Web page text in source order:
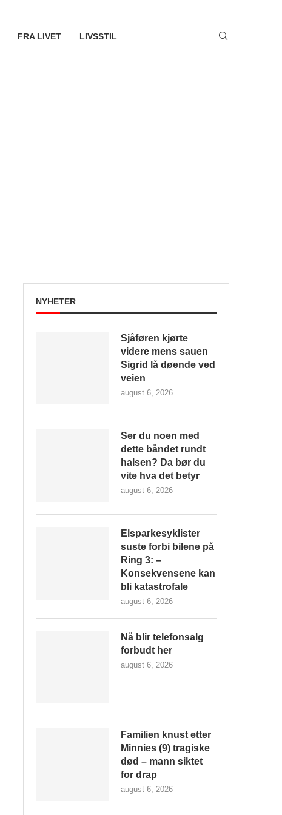
FRA LIVET LIVSSTIL
NYHETER
Sjåføren kjørte
videre mens sauen
Sigrid lå døende ved
veien
august 6, 2026
Ser du noen med
dette båndet rundt
halsen? Da bør du
vite hva det betyr
august 6, 2026
Elsparkesyklister
suste forbi bilene på
Ring 3: –
Konsekvensene kan
bli katastrofale
august 6, 2026
Nå blir telefonsalg
forbudt her
august 6, 2026
Familien knust etter
Minnies (9) tragiske
død – mann siktet
for drap
august 6, 2026